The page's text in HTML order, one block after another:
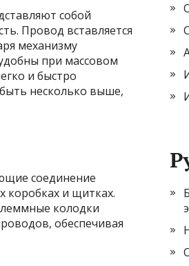
собой
Провод вставляется
механизму
при массовом
и быстро
несколько выше,
соединение
коробках и щитках.
колодки
обеспечивая